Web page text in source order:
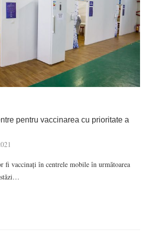
pentru vaccinarea cu prioritate a
fi vaccinați în centrele mobile în următoarea